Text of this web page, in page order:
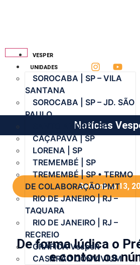
VESPER
UNIDADES
SOROCABA | SP – VILA
SANTANA
SOROCABA | SP – JD. SÃO
PAULO
SANTO ANDRÉ | SP
CAÇAPAVA | SP
LORENA | SP
TREMEMBÉ | SP
TREMEMBÉ | SP • TERMO
DE COLABORAÇÃO PMT
RIO DE JANEIRO | RJ –
TAQUARA
RIO DE JANEIRO | RJ –
RECREIO
GRÁFICA VespeR
CASARÃO CONVIVIUM
Notícias
Setembro 13,
De forma lúdica o
e contou os